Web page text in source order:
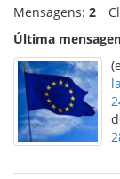
Mensagens: 2
Última